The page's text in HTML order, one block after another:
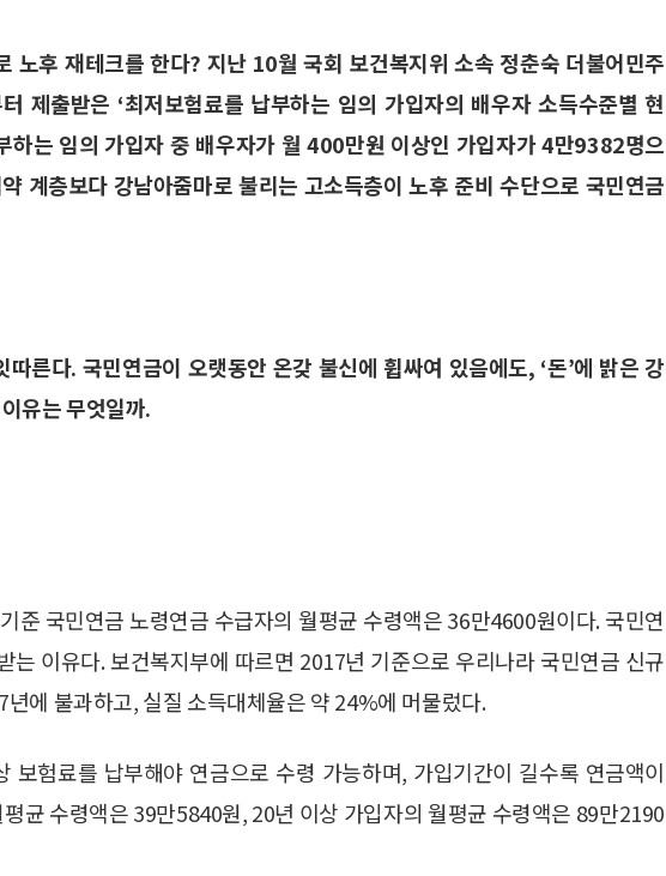
노후 재테크를 한다? 지난 10월 국회 보건복지위 소속 정춘숙 더불어민주
제출받은 ‘최저보험료를 납부하는 임의 가입자의 배우자 소득수준별 현
하는 임의 가입자 중 배우자가 월 400만원 이상인 가입자가 4만9382명으
계층보다 강남아줌마로 불리는 고소득층이 노후 준비 수단으로 국민연금
른다. 국민연금이 오랫동안 온갖 불신에 휩싸여 있음에도, ‘돈’에 밝은 강
유는 무엇일까.
준 국민연금 노령연금 수급자의 월평균 수령액은 36만4600원이다. 국민연
는 이유다. 보건복지부에 따르면 2017년 기준으로 우리나라 국민연금 신규
에 불과하고, 실질 소득대체율은 약 24%에 머물렀다.
보험료를 납부해야 연금으로 수령 가능하며, 가입기간이 길수록 연금액이
균 수령액은 39만5840원, 20년 이상 가입자의 월평균 수령액은 89만2190